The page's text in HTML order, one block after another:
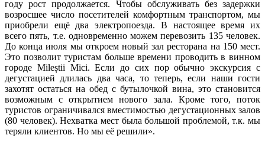
году рост продолжается. Чтобы обслуживать без задержки
возросшее число посетителей комфортным транспортом, мы
приобрели ещё два электропоезда. В настоящее время их
всего пять, т.е. одновременно можем перевозить 135 человек.
До конца июля мы откроем новый зал ресторана на 150 мест.
Это позволит туристам больше времени проводить в винном
городе Mileștii Mici. Если до сих пор обычно экскурсия с
дегустацией длилась два часа, то теперь, если наши гости
захотят остаться на обед с бутылочкой вина, это становится
возможным с открытием нового зала. Кроме того, поток
туристов ограничивался вместимостью дегустационных залов
(80 человек). Нехватка мест была большой проблемой, т.к. мы
теряли клиентов. Но мы её решили».